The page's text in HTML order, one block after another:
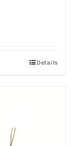
Details